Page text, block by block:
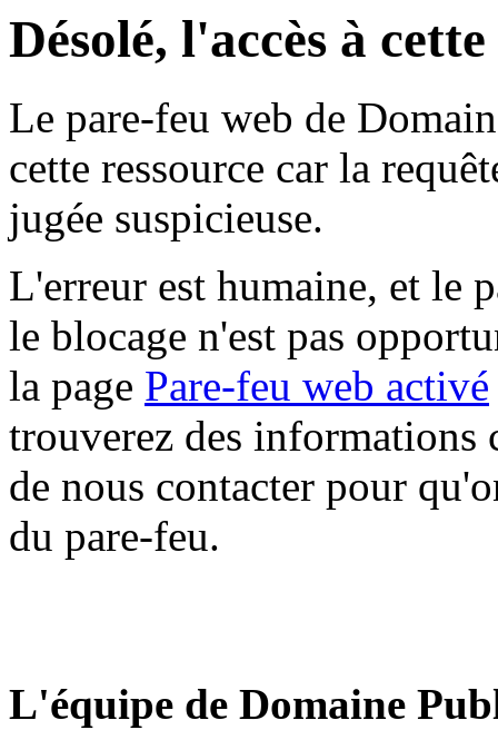
Désolé, l'accès à
Le pare-feu web de
cette ressource car la
jugée suspicieuse.
L'erreur est humaine, et le
le blocage n'est pas
la page Pare-feu web activé
trouverez des informations
de nous contacter pour
du pare-feu.
L'équipe de Domaine